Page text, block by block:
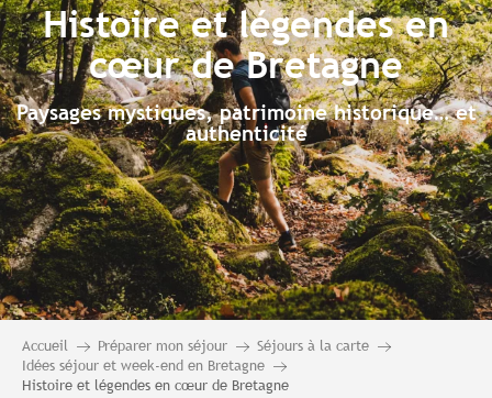
Histoire et légendes en
cœur de Bretagne
Paysages mystiques, patrimoine historique… et
authenticité
Accueil Préparer mon séjour
Séjours à la carte
Idées séjour et week-end en Bretagne
Histoire et légendes en cœur de Bretagne